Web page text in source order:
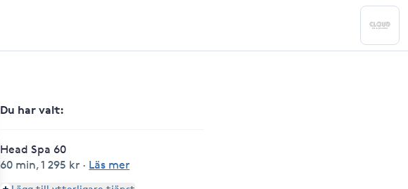
Du har valt:
Head Spa 60
60 min,1 295 kr · Läs mer